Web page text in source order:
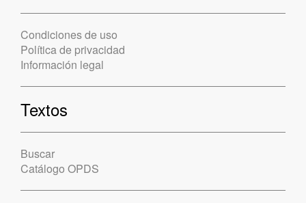
Condiciones de uso
Política de privacidad
Información legal
Textos
Buscar
Catálogo OPDS